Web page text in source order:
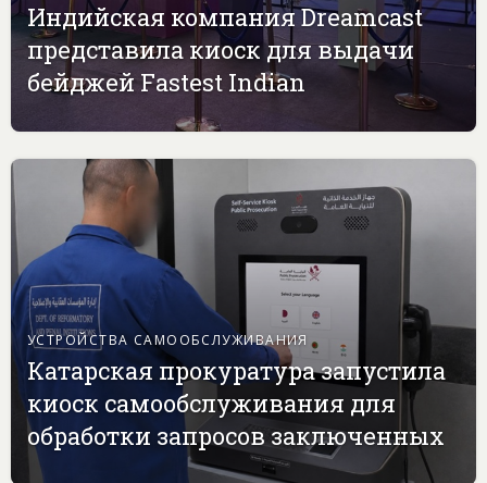
Индийская компания Dreamcast
представила киоск для выдачи
бейджей Fastest Indian
УСТРОЙСТВА САМООБСЛУЖИВАНИЯ
Катарская прокуратура запустила
киоск самообслуживания для
обработки запросов заключенных